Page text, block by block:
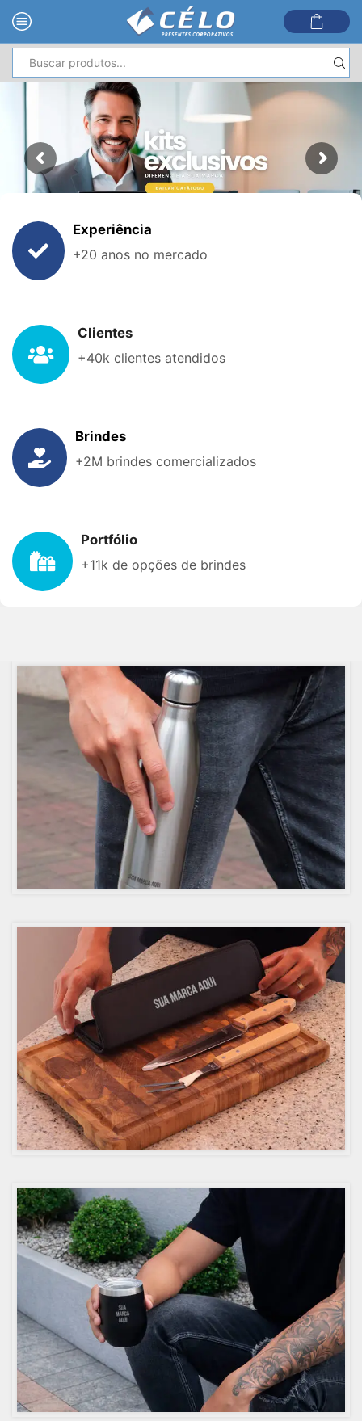
de
Experiência
+20 anos no mercado
Clientes
+40k clientes atendidos
Brindes
+2M brindes comercializados
Portfólio
+11k de opções de brindes